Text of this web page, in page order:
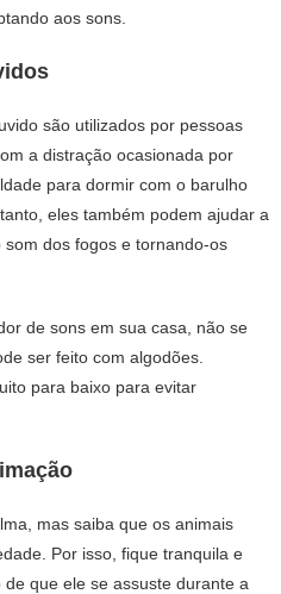
aos sons.
são utilizados por pessoas
a distração ocasionada por
para dormir com o barulho
eles também podem ajudar a
dos fogos e tornando-os
de sons em sua casa, não se
ser feito com algodões.
para baixo para evitar
mas saiba que os animais
Por isso, fique tranquila e
que ele se assuste durante a